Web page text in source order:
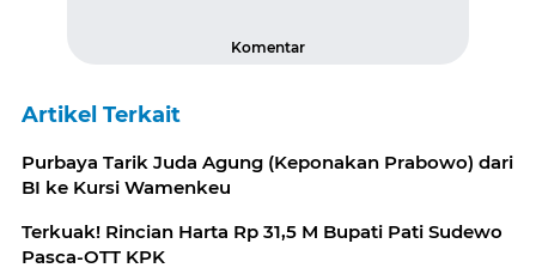
Komentar
Artikel Terkait
Purbaya Tarik Juda Agung (Keponakan Prabowo) dari
BI ke Kursi Wamenkeu
Terkuak! Rincian Harta Rp 31,5 M Bupati Pati Sudewo
Pasca-OTT KPK